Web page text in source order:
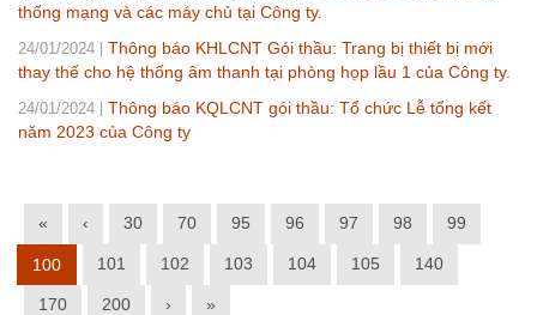
thống mạng và các máy chủ tại Công ty.
24/01/2024
Thông báo KHLCNT Gói thầu: Trang bị thiết bị mới
thay thế cho hệ thống âm thanh tại phòng họp lầu 1 của Công ty.
24/01/2024
Thông báo KQLCNT gói thầu: Tổ chức Lễ tổng kết
năm 2023 của Công ty
« ‹ 30 70 95 96 97 98 99
100 101 102 103 104 105 140
170 200 › »